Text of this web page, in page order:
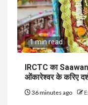
1 min read
IRCTC का
ओंकारेश्वर के करिए
36 minutes ago